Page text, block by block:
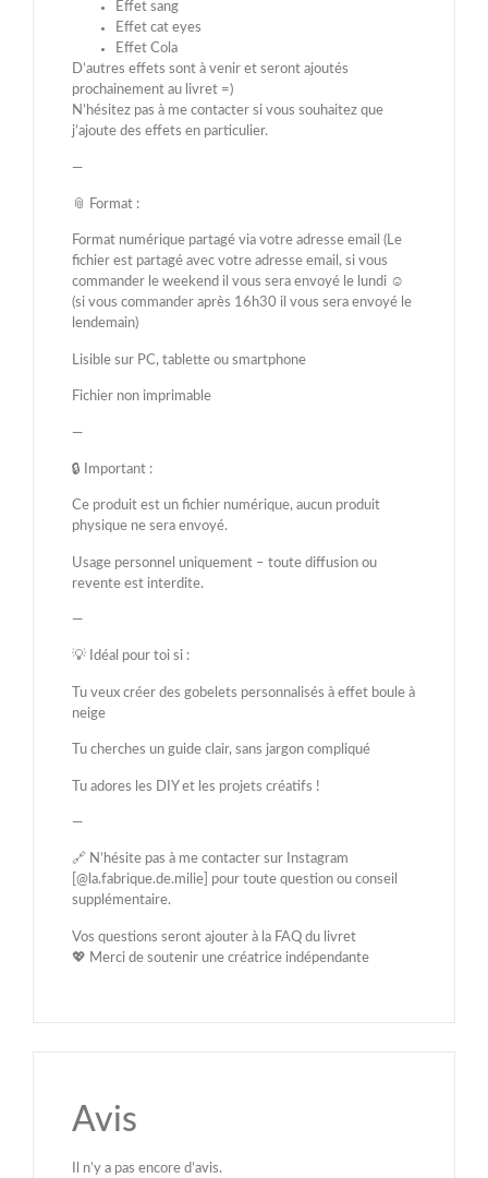
Effet sang
Effet cat eyes
Effet Cola
D’autres effets sont à venir et seront ajoutés
prochainement au livret =)
N’hésitez pas à me contacter si vous souhaitez que
j’ajoute des effets en particulier.
—
📎 Format :
Format numérique partagé via votre adresse email (Le
fichier est partagé avec votre adresse email, si vous
commander le weekend il vous sera envoyé le lundi ☺️
(si vous commander après 16h30 il vous sera envoyé le
lendemain)
Lisible sur PC, tablette ou smartphone
Fichier non imprimable
—
🔒 Important :
Ce produit est un fichier numérique, aucun produit
physique ne sera envoyé.
Usage personnel uniquement – toute diffusion ou
revente est interdite.
—
💡 Idéal pour toi si :
Tu veux créer des gobelets personnalisés à effet boule à
neige
Tu cherches un guide clair, sans jargon compliqué
Tu adores les DIY et les projets créatifs !
—
🔗 N’hésite pas à me contacter sur Instagram
[@la.fabrique.de.milie] pour toute question ou conseil
supplémentaire.
Vos questions seront ajouter à la FAQ du livret
💖 Merci de soutenir une créatrice indépendante
Avis
Il n’y a pas encore d’avis.